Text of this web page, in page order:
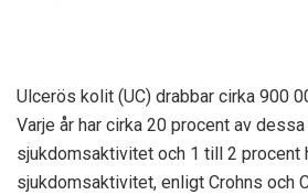
Ulcerös kolit (UC) drabbar cirka 900
Varje år har cirka 20 procent av
sjukdomsaktivitet och 1 till 2 procent
sjukdomsaktivitet, enligt Crohns och